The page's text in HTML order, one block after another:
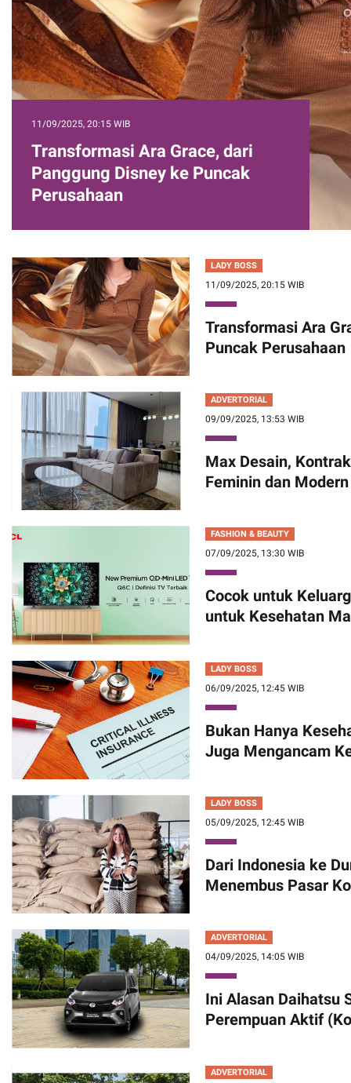
11/09/2025, 20:15 WIB
Transformasi Ara Grace, dari
Panggung Disney ke Puncak
Perusahaan
LADY BOSS
11/09/2025, 20:15 WIB
Transformasi Ara
Puncak Perusahaan
ADVERTORIAL
09/09/2025, 13:53 WIB
Max Desain,
Feminin dan
FASHION & BEAUTY
07/09/2025, 13:30 WIB
Cocok untuk
untuk Kesehatan
LADY BOSS
06/09/2025, 12:45 WIB
Bukan Hanya
Juga Mengancam
LADY BOSS
05/09/2025, 12:45 WIB
Dari Indonesia ke
Menembus Pasar
ADVERTORIAL
04/09/2025, 14:05 WIB
Ini Alasan Daihatsu
Perempuan Aktif
ADVERTORIAL